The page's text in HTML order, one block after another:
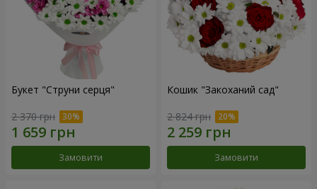
Букет "Струни серця"
2 370 грн
Замовити
Кошик "Закоханий сад"
2 824 грн
Замовити